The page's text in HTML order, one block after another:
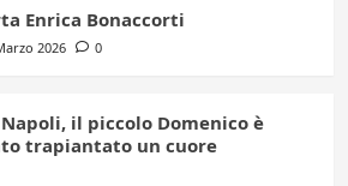
Enrica Bonaccorti
2026 0
il piccolo Domenico è
trapiantato un cuore